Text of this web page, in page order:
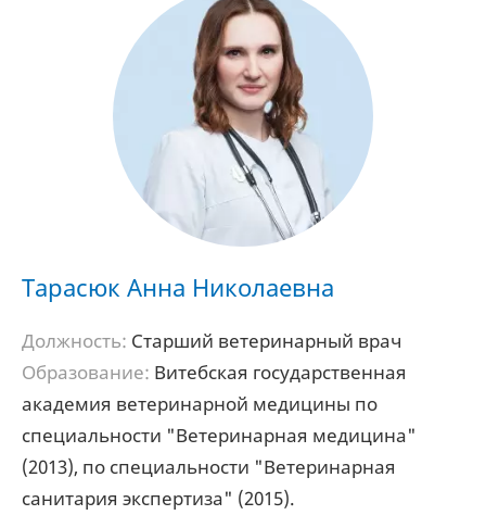
Тарасюк Анна Николаевна
Должность: Старший ветеринарный врач
Образование: Витебская государственная
академия ветеринарной медицины по
специальности "Ветеринарная медицина"
(2013), по специальности "Ветеринарная
санитария экспертиза" (2015).